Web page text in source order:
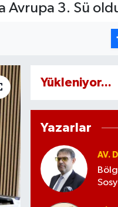
Avrupa 3. Sü
Yükleniyor...
Yazarlar
AV.